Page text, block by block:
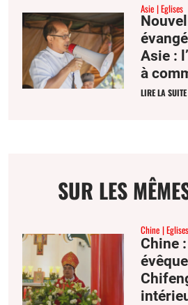
Asie Eglises
Asie :
à
LIRE LA SUITE
SUR LES
Chine Eglises
Chine